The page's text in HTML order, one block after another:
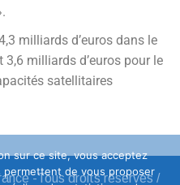
milliards d’euros dans le
milliards d’euros pour le
satellitaires
-Tous droits réservés /
sur ce site, vous acceptez
de vous proposer